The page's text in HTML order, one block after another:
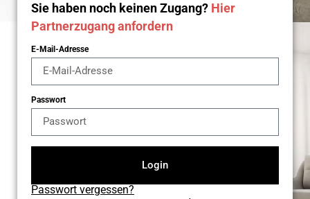
Sie haben noch keinen Zugang? Hier
Partnerzugang anfordern
E-Mail-Adresse
Passwort
Login
Passwort vergessen?